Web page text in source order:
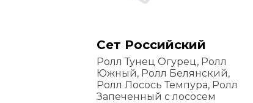
Сет Российский
Ролл Тунец Огурец, Ролл
Южный, Ролл Белянский,
Ролл Лосось Темпура, Ролл
Запеченный с лососем